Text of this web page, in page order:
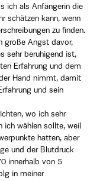
ich als Anfängerin die
schätzen kann, wenn
zu finden.
große Angst davor,
sehr beruhigend ist,
Erfahrung und dem
Hand nimmt, damit
und sein
wo ich sehr
ich wählen sollte, weil
hatten, aber
und der Blutdruck
innerhalb von 5
in meiner